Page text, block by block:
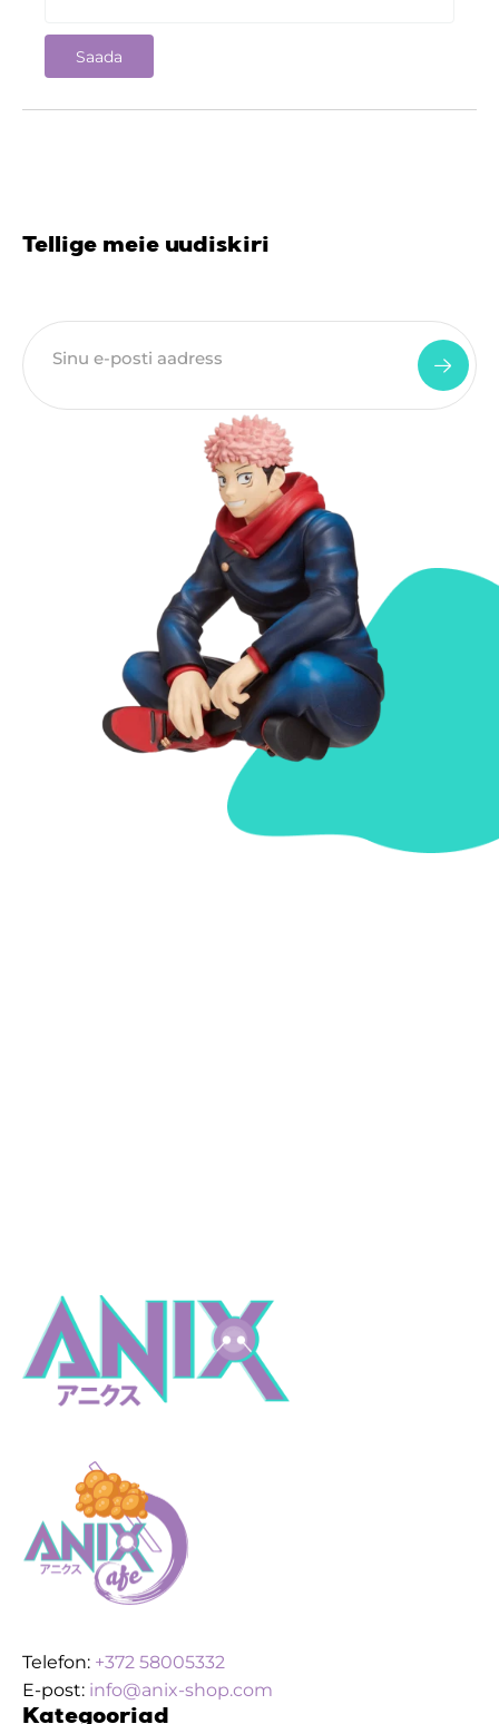
Tellige meie uudiskiri
Telefon: +372 58005332
E-post: info@anix-shop.com
Kategooriad